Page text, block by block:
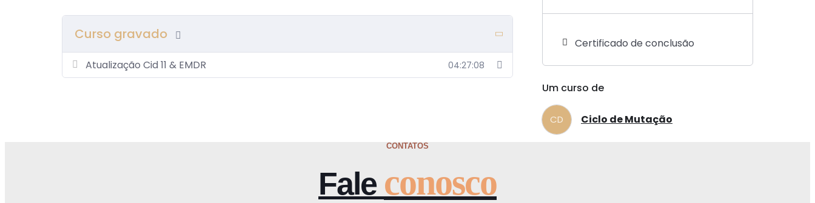
Curso gravado
Atualização Cid 11 & EMDR 04:27:08
Certificado de conclusão
Um curso de
CD Ciclo de Mutação
CONTATOS
Fale conosco